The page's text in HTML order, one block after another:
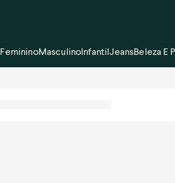
FemininoMasculinoInfantilJeansBeleza E